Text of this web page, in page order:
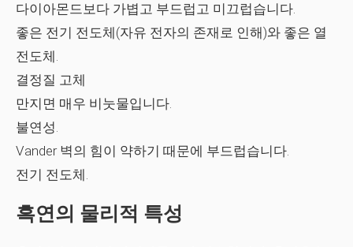
다이아몬드보다 가볍고 부드럽고 미끄럽습니다.
좋은 전기 전도체(자유 전자의 존재로 인해)와 좋은 열
전도체.
결정질 고체
만지면 매우 비눗물입니다.
불연성.
Vander 벽의 힘이 약하기 때문에 부드럽습니다.
전기 전도체.
흑연의 물리적 특성